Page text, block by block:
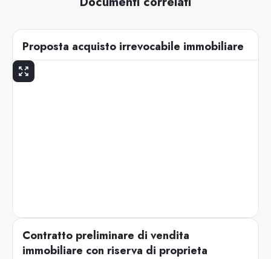
Proposta acquisto irrevocabile immobiliare
Contratto preliminare di vendita
immobiliare con riserva di proprieta